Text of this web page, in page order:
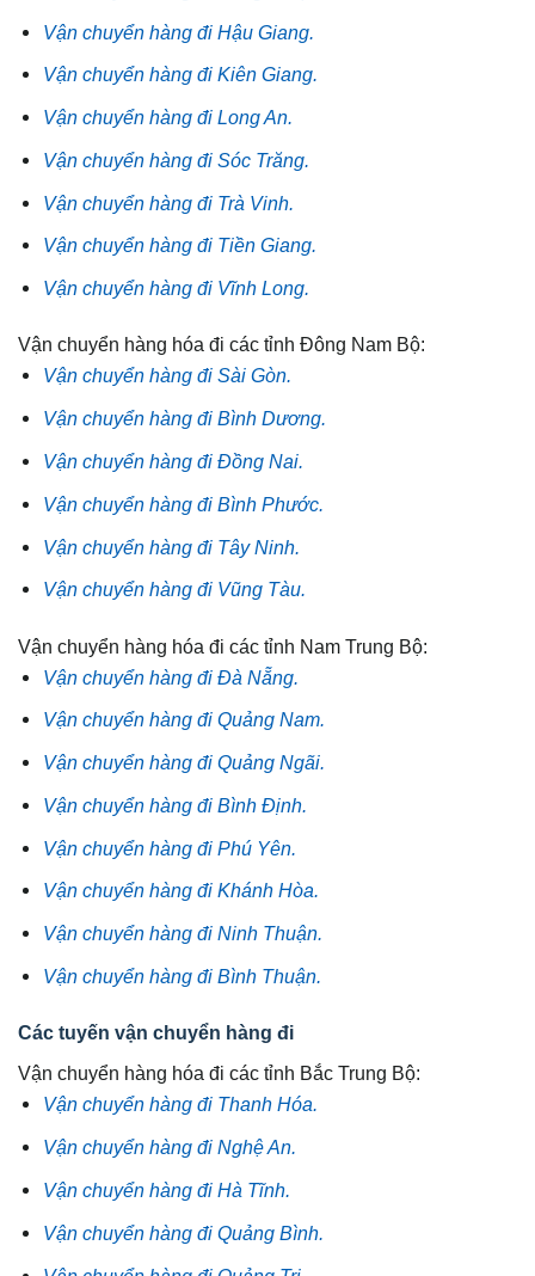
Vận chuyển hàng đi Hậu Giang.
Vận chuyển hàng đi Kiên Giang.
Vận chuyển hàng đi Long An.
Vận chuyển hàng đi Sóc Trăng.
Vận chuyển hàng đi Trà Vinh.
Vận chuyển hàng đi Tiền Giang.
Vận chuyển hàng đi Vĩnh Long.
Vận chuyển hàng hóa đi các tỉnh Đông Nam Bộ:
Vận chuyển hàng đi Sài Gòn.
Vận chuyển hàng đi Bình Dương.
Vận chuyển hàng đi Đồng Nai.
Vận chuyển hàng đi Bình Phước.
Vận chuyển hàng đi Tây Ninh.
Vận chuyển hàng đi Vũng Tàu.
Vận chuyển hàng hóa đi các tỉnh Nam Trung Bộ:
Vận chuyển hàng đi Đà Nẵng.
Vận chuyển hàng đi Quảng Nam.
Vận chuyển hàng đi Quảng Ngãi.
Vận chuyển hàng đi Bình Định.
Vận chuyển hàng đi Phú Yên.
Vận chuyển hàng đi Khánh Hòa.
Vận chuyển hàng đi Ninh Thuận.
Vận chuyển hàng đi Bình Thuận.
Các tuyến vận chuyển hàng đi
Vận chuyển hàng hóa đi các tỉnh Bắc Trung Bộ:
Vận chuyển hàng đi Thanh Hóa.
Vận chuyển hàng đi Nghệ An.
Vận chuyển hàng đi Hà Tĩnh.
Vận chuyển hàng đi Quảng Bình.